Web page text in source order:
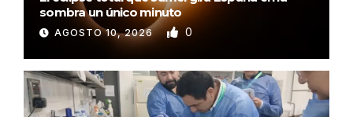
sombra un único minuto
AGOSTO 10, 2026 0